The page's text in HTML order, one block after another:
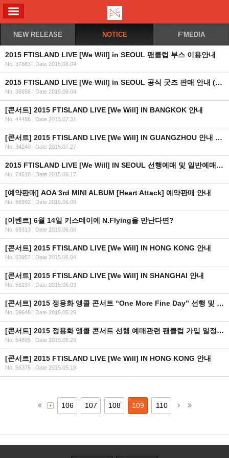
NEW RELEASE NOTICE F'MEDIA
2015 FTISLAND LIVE [We Will] in SEOUL 팬클럽 부스 이용안내
No. 37883 | Date 2015.08.04
2015 FTISLAND LIVE [We Will] in SEOUL 공식 굿즈 판매 안내 (KR/EN/JP)
No. 38656 | Date 2015.08.04
[콘서트] 2015 FTISLAND LIVE [We Will] IN BANGKOK 안내
No. 44486 | Date 2015.07.31
[콘서트] 2015 FTISLAND LIVE [We Will] IN GUANGZHOU 안내 (+티켓 오픈일자 추가)
No. 34240 | Date 2015.07.27
2015 FTISLAND LIVE [We Will] IN SEOUL 선행예매 및 일반예매 안내 (인증URL+좌석배치도추가)
No. 74618 | Date 2015.06.17
[예약판매] AOA 3rd MINI ALBUM [Heart Attack] 예약판매 안내
No. 66992 | Date 2015.06.09
[이벤트] 6월 14일 키스데이에 N.Flying을 만난다면?
No. 69313 | Date 2015.06.08
[콘서트] 2015 FTISLAND LIVE [We Will] IN HONG KONG 안내
No. 63957 | Date 2015.06.04
[콘서트] 2015 FTISLAND LIVE [We Will] IN SHANGHAI 안내
No. 58237 | Date 2015.06.03
[콘서트] 2015 정용화 앵콜 콘서트 “One More Fine Day” 선행 및 일반 예매 안내
No. 59648 | Date 2015.05.29
[콘서트] 2015 정용화 앵콜 콘서트 선행 예매관련 팬클럽 가입 일정 안내
No. 54895 | Date 2015.05.29
[콘서트] 2015 FTISLAND LIVE [We Will] IN HONG KONG 안내
No. 56375 | Date 2015.05.18
106 107 108 109 110